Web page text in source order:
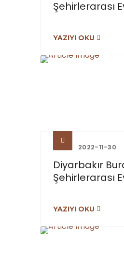
Şehirlerarası
YAZIYI OKU
2022-11-30
Diyarbakır
Şehirlerarası
YAZIYI OKU